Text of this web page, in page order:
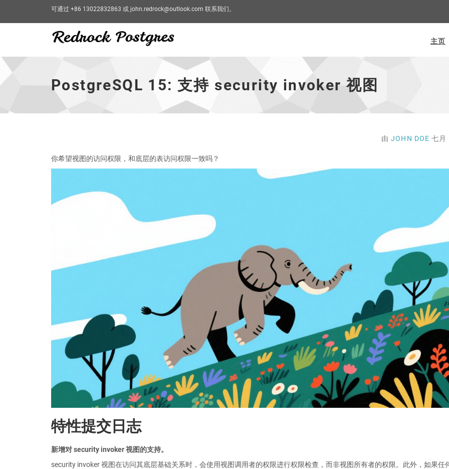
可通过 +86 13022832863 或 john.redrock@outlook.com 联系我们。
持
security
invoker
视
主
主页
PostgreSQL 15: 支持 security invoker 视图
由JOHN DOE 七月
你希望视图的访问权限，和底层的表访问权限一致吗？
特性提交日志
新增对 security invoker 视图的支持。
security invoker 视图在访问其底层基础关系时，会使用视图调用者的权限进行权限检查，而非视图所有者的权限。此外，如果任